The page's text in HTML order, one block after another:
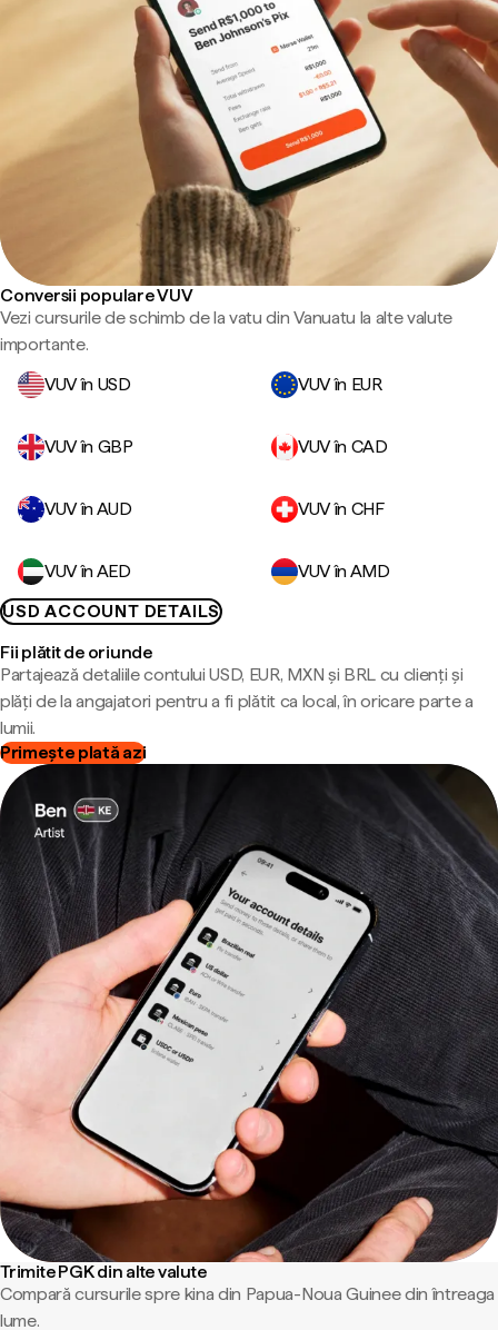
Conversii populare VUV
Vezi cursurile de schimb de la vatu din Vanuatu la alte valute
importante.
VUV în USD
VUV în EUR
VUV în GBP VUV în CAD
VUV în AUD VUV în CHF
VUV în AED
VUV în AMD
USD ACCOUNT DETAILS
Fii plătit de oriunde
Partajează detaliile contului USD, EUR, MXN și BRL cu clienți și
plăți de la angajatori pentru a fi plătit ca local, în oricare parte a
lumii.
Primește plată azi
Trimite PGK din alte valute
Compară cursurile spre kina din Papua-Noua Guinee din întreaga
lume.